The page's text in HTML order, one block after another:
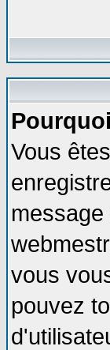
Vous
vous
pouvez